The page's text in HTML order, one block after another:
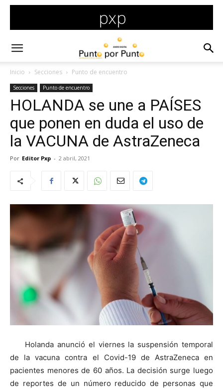
Inicio Secciones Punto de encuentro
Secciones Punto de encuentro
HOLANDA se une a PAÍSES
que ponen en duda el uso de
la VACUNA de AstraZeneca
Por Editor Pxp - 2 abril, 2021
Holanda anunció el viernes la suspensión temporal
de la vacuna contra el Covid-19 de AstraZeneca en
pacientes menores de 60 años. La decisión surge luego
de reportes de un número reducido de personas que